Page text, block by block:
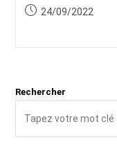
de
category:
Publication
24/09/2022
Rechercher